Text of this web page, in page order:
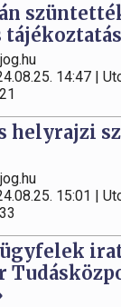
14:47 |
helyrajzi
15:01 |